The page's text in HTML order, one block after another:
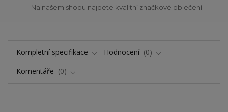
Na našem shopu najdete kvalitní značkové oblečení
Kompletní specifikace Hodnocení
0
Komentáře
0